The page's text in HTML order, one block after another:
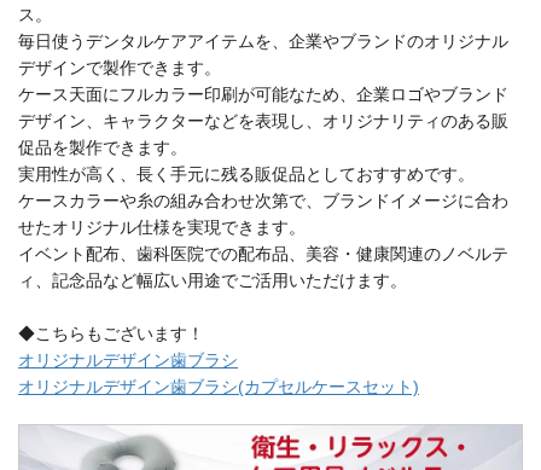
ス。
毎日使うデンタルケアアイテムを、企業やブランドのオリジナル
デザインで製作できます。
ケース天面にフルカラー印刷が可能なため、企業ロゴやブランド
デザイン、キャラクターなどを表現し、オリジナリティのある販
促品を製作できます。
実用性が高く、長く手元に残る販促品としておすすめです。
ケースカラーや糸の組み合わせ次第で、ブランドイメージに合わ
せたオリジナル仕様を実現できます。
イベント配布、歯科医院での配布品、美容・健康関連のノベルテ
ィ、記念品など幅広い用途でご活用いただけます。
◆こちらもございます！
オリジナルデザイン歯ブラシ
オリジナルデザイン歯ブラシ(カプセルケースセット)